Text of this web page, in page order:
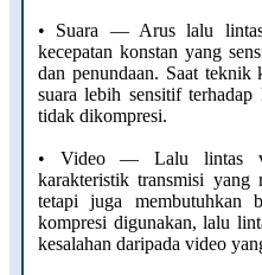
• Suara — Arus lalu lintas
kecepatan konstan yang
dan penundaan. Saat
suara lebih sensitif terhadap
tidak dikompresi.
• Video — Lalu lintas
karakteristik transmisi yang
tetapi juga membutuhkan
kompresi digunakan, lalu
kesalahan daripada video